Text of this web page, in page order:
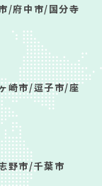
/府中市/国分寺
崎市/逗子市/座
野市/千葉市